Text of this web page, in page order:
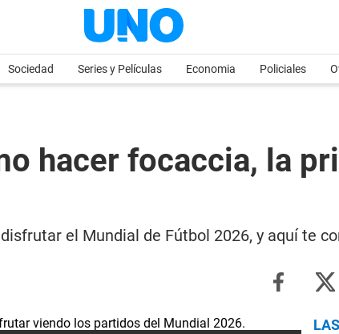
Sociedad Series y Películas Economia Policiales
hacer focaccia, la
el Mundial de Fútbol 2026, y aquí te